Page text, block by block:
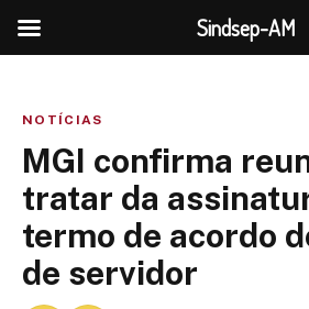
NOTÍCIAS
MGI confirma
tratar da
termo de acordo
de servidor
Sindsep-AM